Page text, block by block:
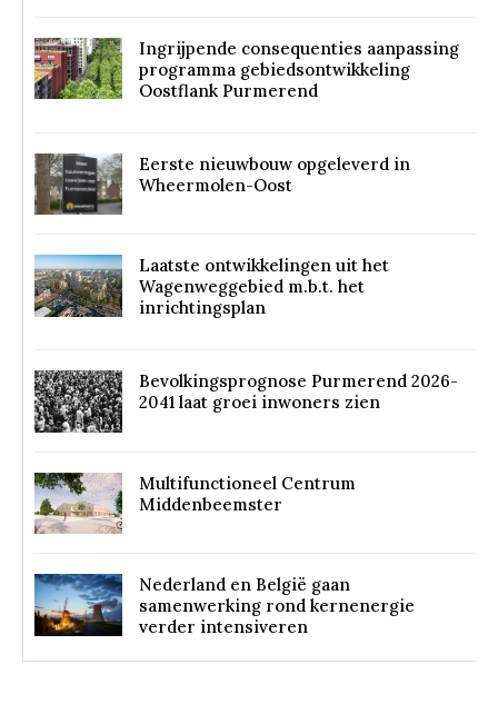
Ingrijpende consequenties aanpassing
programma gebiedsontwikkeling
Oostflank Purmerend
Eerste nieuwbouw opgeleverd in
Wheermolen-Oost
Laatste ontwikkelingen uit het
Wagenweggebied m.b.t. het
inrichtingsplan
Bevolkingsprognose Purmerend 2026-
2041 laat groei inwoners zien
Multifunctioneel Centrum
Middenbeemster
Nederland en België gaan
samenwerking rond kernenergie
verder intensiveren